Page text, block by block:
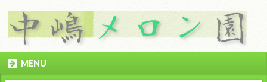
MENU